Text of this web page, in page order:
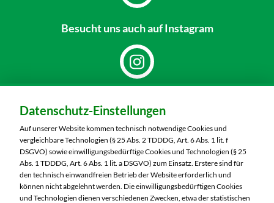
Besucht unsauch auf Instagram
MARKTKAUF Hof
Schleizer Straße 49
95028 Hof
Telefon:09281 7186
Markt ändern
Datenschutz-Einstellungen
Auf unserer Website kommen technisch notwendige Cookies und
vergleichbare Technologien (§ 25 Abs. 2 TDDDG, Art. 6 Abs. 1 lit. f
DSGVO) sowie einwilligungsbedürftige Cookies und Technologien (§ 25
Abs. 1 TDDDG, Art. 6 Abs. 1 lit. a DSGVO) zum Einsatz. Erstere sind für
den technisch einwandfreien Betrieb der Website erforderlich und
können nicht abgelehnt werden. Die einwilligungsbedürftigen Cookies
und Technologien dienen verschiedenen Zwecken, etwa der statistischen